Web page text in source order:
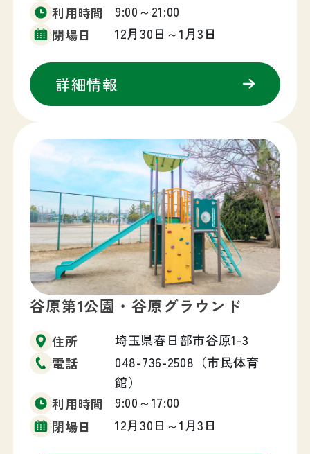
利用時間
9:00～21:00
閉場日
12月30日～1月3日
詳細情報
谷原第1公園・谷原グラウンド
住所
埼玉県春日部市谷原1-3
電話
048-736-2508（市民体育
館）
利用時間
9:00～17:00
閉場日
12月30日～1月3日